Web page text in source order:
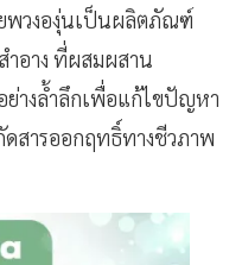
พวงองุ่นเป็นผลิตภัณฑ์
ำอาง ที่ผสมผสาน
างล้ำลึกเพื่อแก้ไขปัญหา
ดสารออกฤทธิ์ทางชีวภาพ